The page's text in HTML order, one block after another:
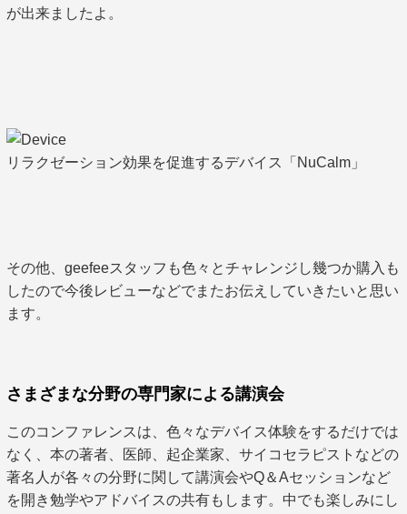
が出来ましたよ。
リラクゼーション効果を促進するデバイス「NuCalm」
その他、geefeeスタッフも色々とチャレンジし幾つか購入も
したので今後レビューなどでまたお伝えしていきたいと思い
ます。
さまざまな分野の専門家による講演会
このコンファレンスは、色々なデバイス体験をするだけでは
なく、本の著者、医師、起企業家、サイコセラピストなどの
著名人が各々の分野に関して講演会やQ＆Aセッションなど
を開き勉学やアドバイスの共有もします。中でも楽しみにし